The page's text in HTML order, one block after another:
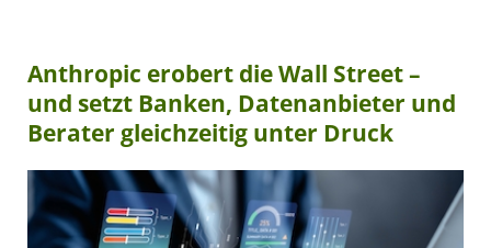
Anthropic erobert die Wall Street –
und setzt Banken, Datenanbieter und
Berater gleichzeitig unter Druck